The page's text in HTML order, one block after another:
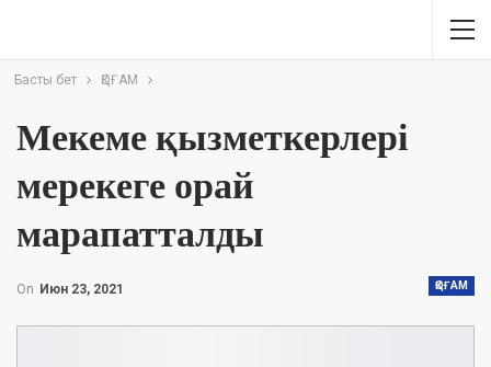
Басты бет ҚОҒАМ
Мекеме қызметкерлері
мерекеге орай
марапатталды
ҚОҒАМ
On Июн 23, 2021